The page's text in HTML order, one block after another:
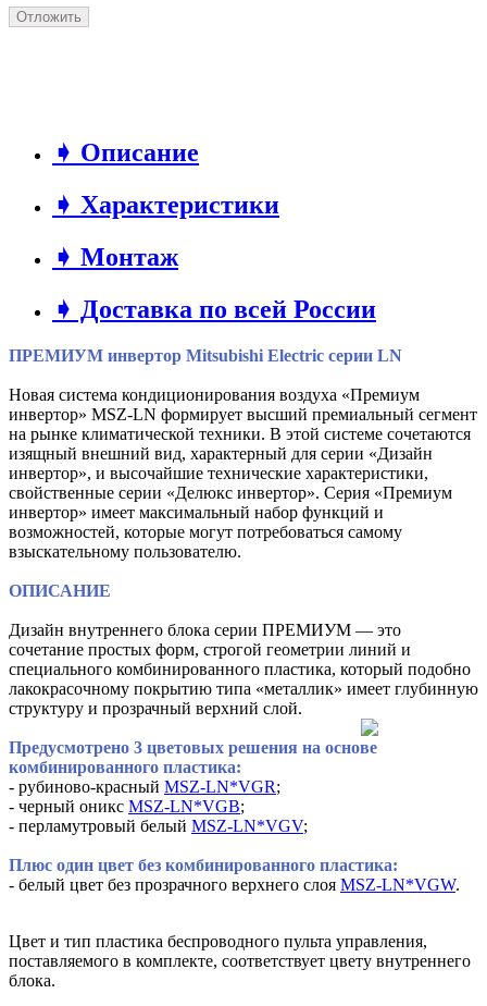
Отложить
➧ Описание
➧ Характеристики
➧ Монтаж
➧ Доставка по всей России
ПРЕМИУМ инвертор Mitsubishi Electric серии LN
Новая система кондиционирования воздуха «Премиум
инвертор» MSZ-LN формирует высший премиальный сегмент
на рынке климатической техники. В этой системе сочетаются
изящный внешний вид, характерный для серии «Дизайн
инвертор», и высочайшие технические характеристики,
свойственные серии «Делюкс инвертор». Серия «Премиум
инвертор» имеет максимальный набор функций и
возможностей, которые могут потребоваться самому
взыскательному пользователю.
ОПИСАНИЕ
Дизайн внутреннего блока серии ПРЕМИУМ — это
сочетание простых форм, строгой геометрии линий и
специального комбинированного пластика, который подобно
лакокрасочному покрытию типа «металлик» имеет глубинную
структуру и прозрачный верхний слой.
Предусмотрено 3 цветовых решения на основе
комбинированного пластика:
- рубиново-красный MSZ-LN*VGR;
- черный оникс MSZ-LN*VGB;
- перламутровый белый MSZ-LN*VGV;
Плюс один цвет без комбинированного пластика:
- белый цвет без прозрачного верхнего слоя MSZ-LN*VGW.
Цвет и тип пластика беспроводного пульта управления,
поставляемого в комплекте, соответствует цвету внутреннего
блока.